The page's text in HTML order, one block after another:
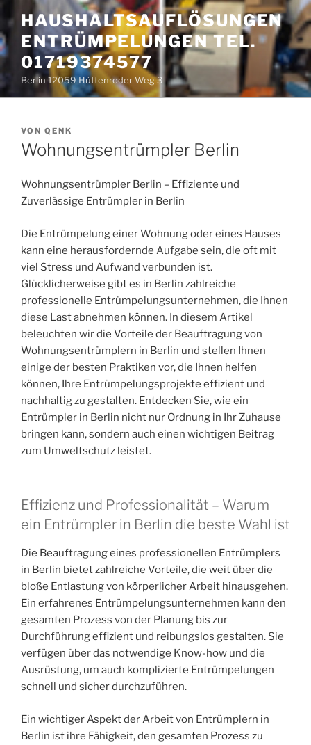
Inhalt
springen
HAUSHALTSAUFLÖSUNGEN
ENTRÜMPELUNGEN TEL.
01719374577
Berlin 12059 Hüttenroder Weg 3
VERÖFFENTLICHT
AM
VON QENK
Wohnungsentrümpler Berlin
Wohnungsentrümpler Berlin – Effiziente und
Zuverlässige Entrümpler in Berlin
Die Entrümpelung einer Wohnung oder eines Hauses
kann eine herausfordernde Aufgabe sein, die oft mit
viel Stress und Aufwand verbunden ist.
Glücklicherweise gibt es in Berlin zahlreiche
professionelle Entrümpelungsunternehmen, die Ihnen
diese Last abnehmen können. In diesem Artikel
beleuchten wir die Vorteile der Beauftragung von
Wohnungsentrümplern in Berlin und stellen Ihnen
einige der besten Praktiken vor, die Ihnen helfen
können, Ihre Entrümpelungsprojekte effizient und
nachhaltig zu gestalten. Entdecken Sie, wie ein
Entrümpler in Berlin nicht nur Ordnung in Ihr Zuhause
bringen kann, sondern auch einen wichtigen Beitrag
zum Umweltschutz leistet.
Effizienz und Professionalität – Warum
ein Entrümpler in Berlin die beste Wahl ist
Die Beauftragung eines professionellen Entrümplers
in Berlin bietet zahlreiche Vorteile, die weit über die
bloße Entlastung von körperlicher Arbeit hinausgehen.
Ein erfahrenes Entrümpelungsunternehmen kann den
gesamten Prozess von der Planung bis zur
Durchführung effizient und reibungslos gestalten. Sie
verfügen über das notwendige Know-how und die
Ausrüstung, um auch komplizierte Entrümpelungen
schnell und sicher durchzuführen.
Ein wichtiger Aspekt der Arbeit von Entrümplern in
Berlin ist ihre Fähigkeit, den gesamten Prozess zu